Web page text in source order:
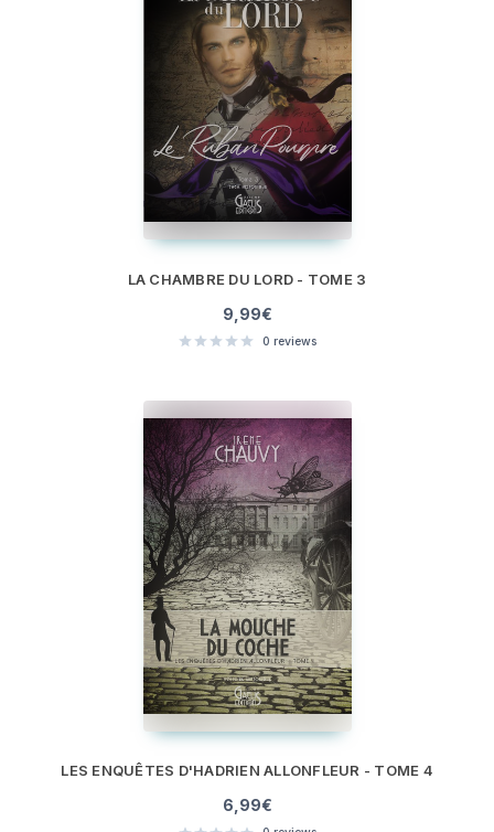
LA CHAMBRE DU LORD - TOME 3
9,99€
0 reviews
LES ENQUÊTES D'HADRIEN ALLONFLEUR - TOME 4
6,99€